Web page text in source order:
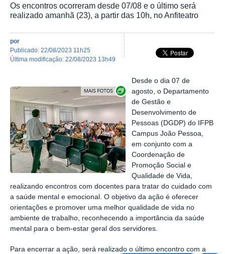
Os encontros ocorreram desde 07/08 e o último será
realizado amanhã (23), a partir das 10h, no Anfiteatro
por
publicado: 22/08/2023 11h25
última modificação: 22/08/2023 13h49
Exibir carrossel de imagens
Desde o dia 07 de
agosto, o Departamento
de Gestão e
Desenvolvimento de
Pessoas (DGDP) do IFPB
Campus João Pessoa,
em conjunto com a
Coordenação de
Promoção Social e
Qualidade de Vida,
realizando encontros com docentes para tratar do cuidado com
a saúde mental e emocional. O objetivo da ação é oferecer
orientações e promover uma melhor qualidade de vida no
ambiente de trabalho, reconhecendo a importância da saúde
mental para o bem-estar geral dos servidores.
Para encerrar a ação, será realizado o último encontro com a